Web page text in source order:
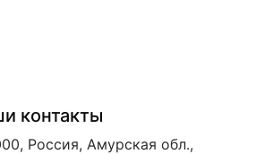
контакты
Россия, Амурская обл.,